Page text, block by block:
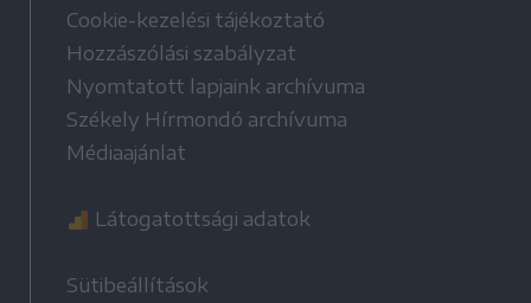
Cookie-kezelési tájékoztató
Hozzászólási szabályzat
Nyomtatott lapjaink archívuma
Székely Hírmondó archívuma
Médiaajánlat
Látogatottsági adatok
Sütibeállítások